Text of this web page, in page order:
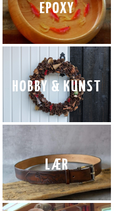
EPOXY
HOBBY & KUNST
LÆR